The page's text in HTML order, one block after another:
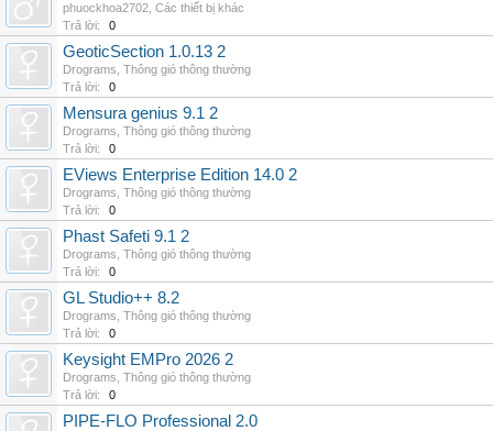
phuockhoa2702 Các thiết bị khác
Trả lời:
0
GeoticSection 1.0.13 2
Drograms Thông gió thông thường
Trả lời:
0
Mensura genius 9.1 2
Drograms Thông gió thông thường
Trả lời:
0
EViews Enterprise Edition 14.0 2
Drograms Thông gió thông thường
Trả lời:
0
Phast Safeti 9.1 2
Drograms Thông gió thông thường
Trả lời:
0
GL Studio++ 8.2
Drograms Thông gió thông thường
Trả lời:
0
Keysight EMPro 2026 2
Drograms Thông gió thông thường
Trả lời:
0
PIPE-FLO Professional 2.0